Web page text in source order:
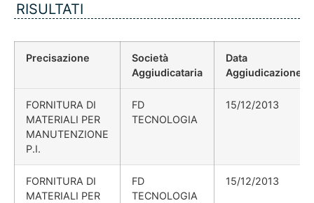
RISULTATI
Precisazione
Società
Aggiudicataria
Data
Aggiudicazione
FORNITURA DI
MATERIALI PER
MANUTENZIONE
P.I.
FD
TECNOLOGIA
15/12/2013
FORNITURA DI
MATERIALI PER
FD
TECNOLOGIA
15/12/2013